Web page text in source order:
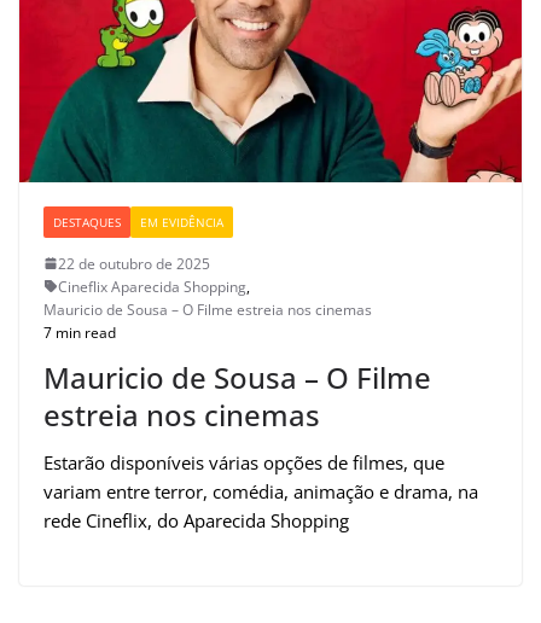
DESTAQUES EM EVIDÊNCIA
22 de outubro de 2025
Cineflix Aparecida Shopping,
Mauricio de Sousa – O Filme estreia nos cinemas
7 min read
Mauricio de Sousa – O Filme
estreia nos cinemas
Estarão disponíveis várias opções de filmes, que
variam entre terror, comédia, animação e drama, na
rede Cineflix, do Aparecida Shopping